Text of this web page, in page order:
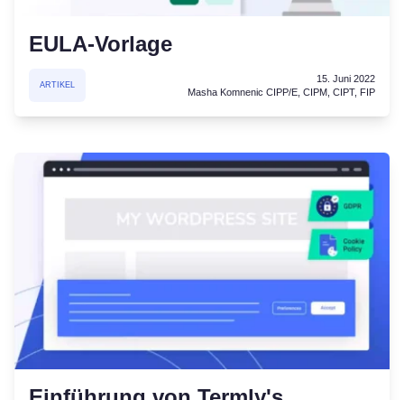
EULA-Vorlage
ARTIKEL
15. Juni 2022
Masha Komnenic CIPP/E, CIPM, CIPT, FIP